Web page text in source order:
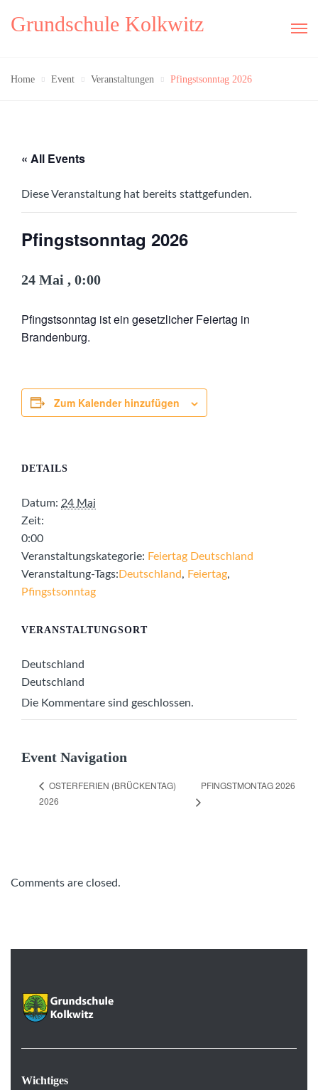
Grundschule Kolkwitz
Home Event Veranstaltungen Pfingstsonntag 2026
« All Events
Diese Veranstaltung hat bereits stattgefunden.
Pfingstsonntag 2026
24 Mai , 0:00
Pfingstsonntag ist ein gesetzlicher Feiertag in
Brandenburg.
Zum Kalender hinzufügen
DETAILS
Datum: 24 Mai
Zeit:
0:00
Veranstaltungskategorie: Feiertag Deutschland
Veranstaltung-Tags:Deutschland, Feiertag,
Pfingstsonntag
VERANSTALTUNGSORT
Deutschland
Deutschland
Die Kommentare sind geschlossen.
Event Navigation
OSTERFERIEN (BRÜCKENTAG)
2026
PFINGSTMONTAG 2026
Comments are closed.
Wichtiges